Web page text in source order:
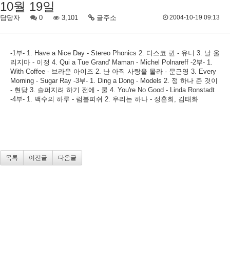
10월 19일
담당자 0 3,101 글주소 2004-10-19 09:13
-1부- 1. Have a Nice Day - Stereo Phonics 2. 디스코 퀸 - 유니 3. 날 울
리지마 - 이정 4. Qui a Tue Grand' Maman - Michel Polnareff -2부- 1.
With Coffee - 브라운 아이즈 2. 난 아직 사랑을 몰라 - 문근영 3. Every
Morning - Sugar Ray -3부- 1. Ding a Dong - Models 2. 정 하나 준 것이
- 현당 3. 슬퍼지려 하기 전에 - 쿨 4. You're No Good - Linda Ronstadt
-4부- 1. 백수의 하루 - 럼블피쉬 2. 우리는 하나 - 정훈희, 김태화
목록 이전글 다음글